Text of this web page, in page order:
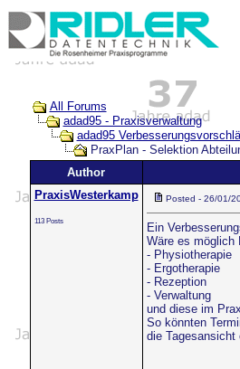
All Forums
adad95 - Praxisverwaltung
adad95
PraxPlan - Selektion
Author
PraxisWesterkamp
113 Posts
Posted - 26/01/
Ein
Wäre es möglich
- Physiotherapie
- Ergotherapie
- Rezeption
- Verwaltung
und diese im
So könnten
die